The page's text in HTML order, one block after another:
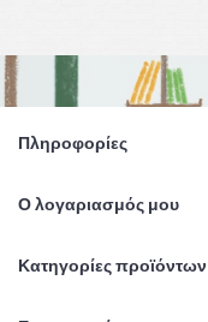
Πληροφορίες
Ο λογαριασμός μου
Κατηγορίες προϊόντων